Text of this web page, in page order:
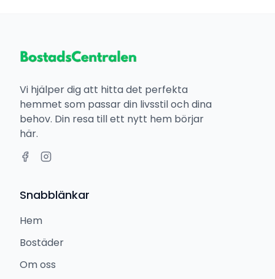
Vi hjälper dig att hitta det perfekta
hemmet som passar din livsstil och dina
behov. Din resa till ett nytt hem börjar
här.
Snabblänkar
Hem
Bostäder
Om oss